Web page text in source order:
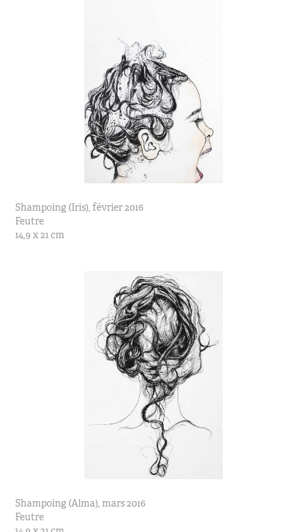
Shampoing (Iris), février 2016
Feutre
14,9 x 21 cm
Shampoing (Alma), mars 2016
Feutre